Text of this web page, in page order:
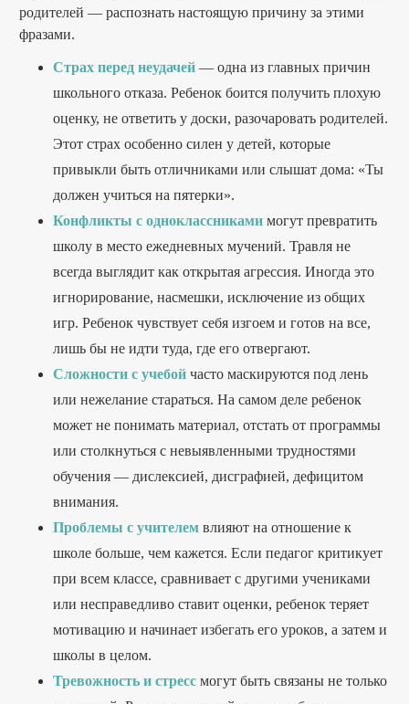
родителей — распознать настоящую причину за этими
фразами.
Страх перед неудачей— одна из главных причин
школьного отказа. Ребенок боится получить плохую
оценку, не ответить у доски, разочаровать родителей.
Этот страх особенно силен у детей, которые
привыкли быть отличниками или слышат дома: «Ты
должен учиться на пятерки».
Конфликты с одноклассникамимогут превратить
школу в место ежедневных мучений. Травля не
всегда выглядит как открытая агрессия. Иногда это
игнорирование, насмешки, исключение из общих
игр. Ребенок чувствует себя изгоем и готов на все,
лишь бы не идти туда, где его отвергают.
Сложности с учебойчасто маскируются под лень
или нежелание стараться. На самом деле ребенок
может не понимать материал, отстать от программы
или столкнуться с невыявленными трудностями
обучения — дислексией, дисграфией, дефицитом
внимания.
Проблемы с учителемвлияют на отношение к
школе больше, чем кажется. Если педагог критикует
при всем классе, сравнивает с другими учениками
или несправедливо ставит оценки, ребенок теряет
мотивацию и начинает избегать его уроков, а затем и
школы в целом.
Тревожность и стрессмогут быть связаны не только